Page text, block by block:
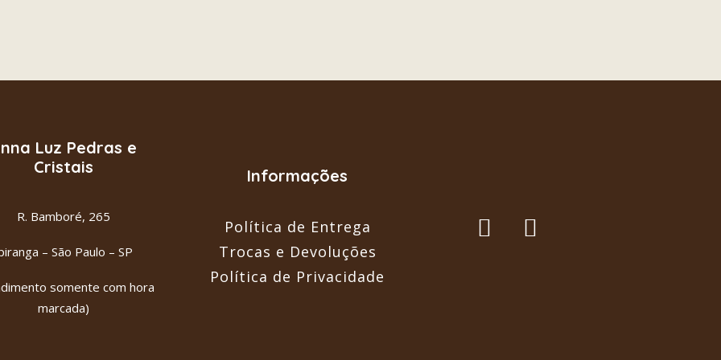
Luz Pedras e
Cristais
R. Bamboré, 265
– São Paulo – SP
somente com hora
marcada)
Informações
Política de Entrega
Trocas e Devoluções
Política de Privacidade